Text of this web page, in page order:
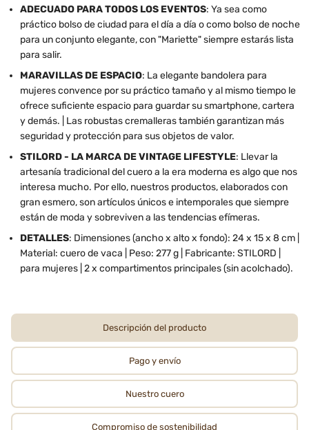
ADECUADO PARA TODOS LOS EVENTOS: Ya sea como
práctico bolso de ciudad para el día a día o como bolso de noche
para un conjunto elegante, con "Mariette" siempre estarás lista
para salir.
MARAVILLAS DE ESPACIO: La elegante bandolera para
mujeres convence por su práctico tamaño y al mismo tiempo le
ofrece suficiente espacio para guardar su smartphone, cartera
y demás. | Las robustas cremalleras también garantizan más
seguridad y protección para sus objetos de valor.
STILORD - LA MARCA DE VINTAGE LIFESTYLE: Llevar la
artesanía tradicional del cuero a la era moderna es algo que nos
interesa mucho. Por ello, nuestros productos, elaborados con
gran esmero, son artículos únicos e intemporales que siempre
están de moda y sobreviven a las tendencias efímeras.
DETALLES: Dimensiones (ancho x alto x fondo): 24 x 15 x 8 cm |
Material: cuero de vaca | Peso: 277 g | Fabricante: STILORD |
para mujeres | 2 x compartimentos principales (sin acolchado).
Descripción del producto
Pago y envío
Nuestro cuero
Compromiso de sostenibilidad